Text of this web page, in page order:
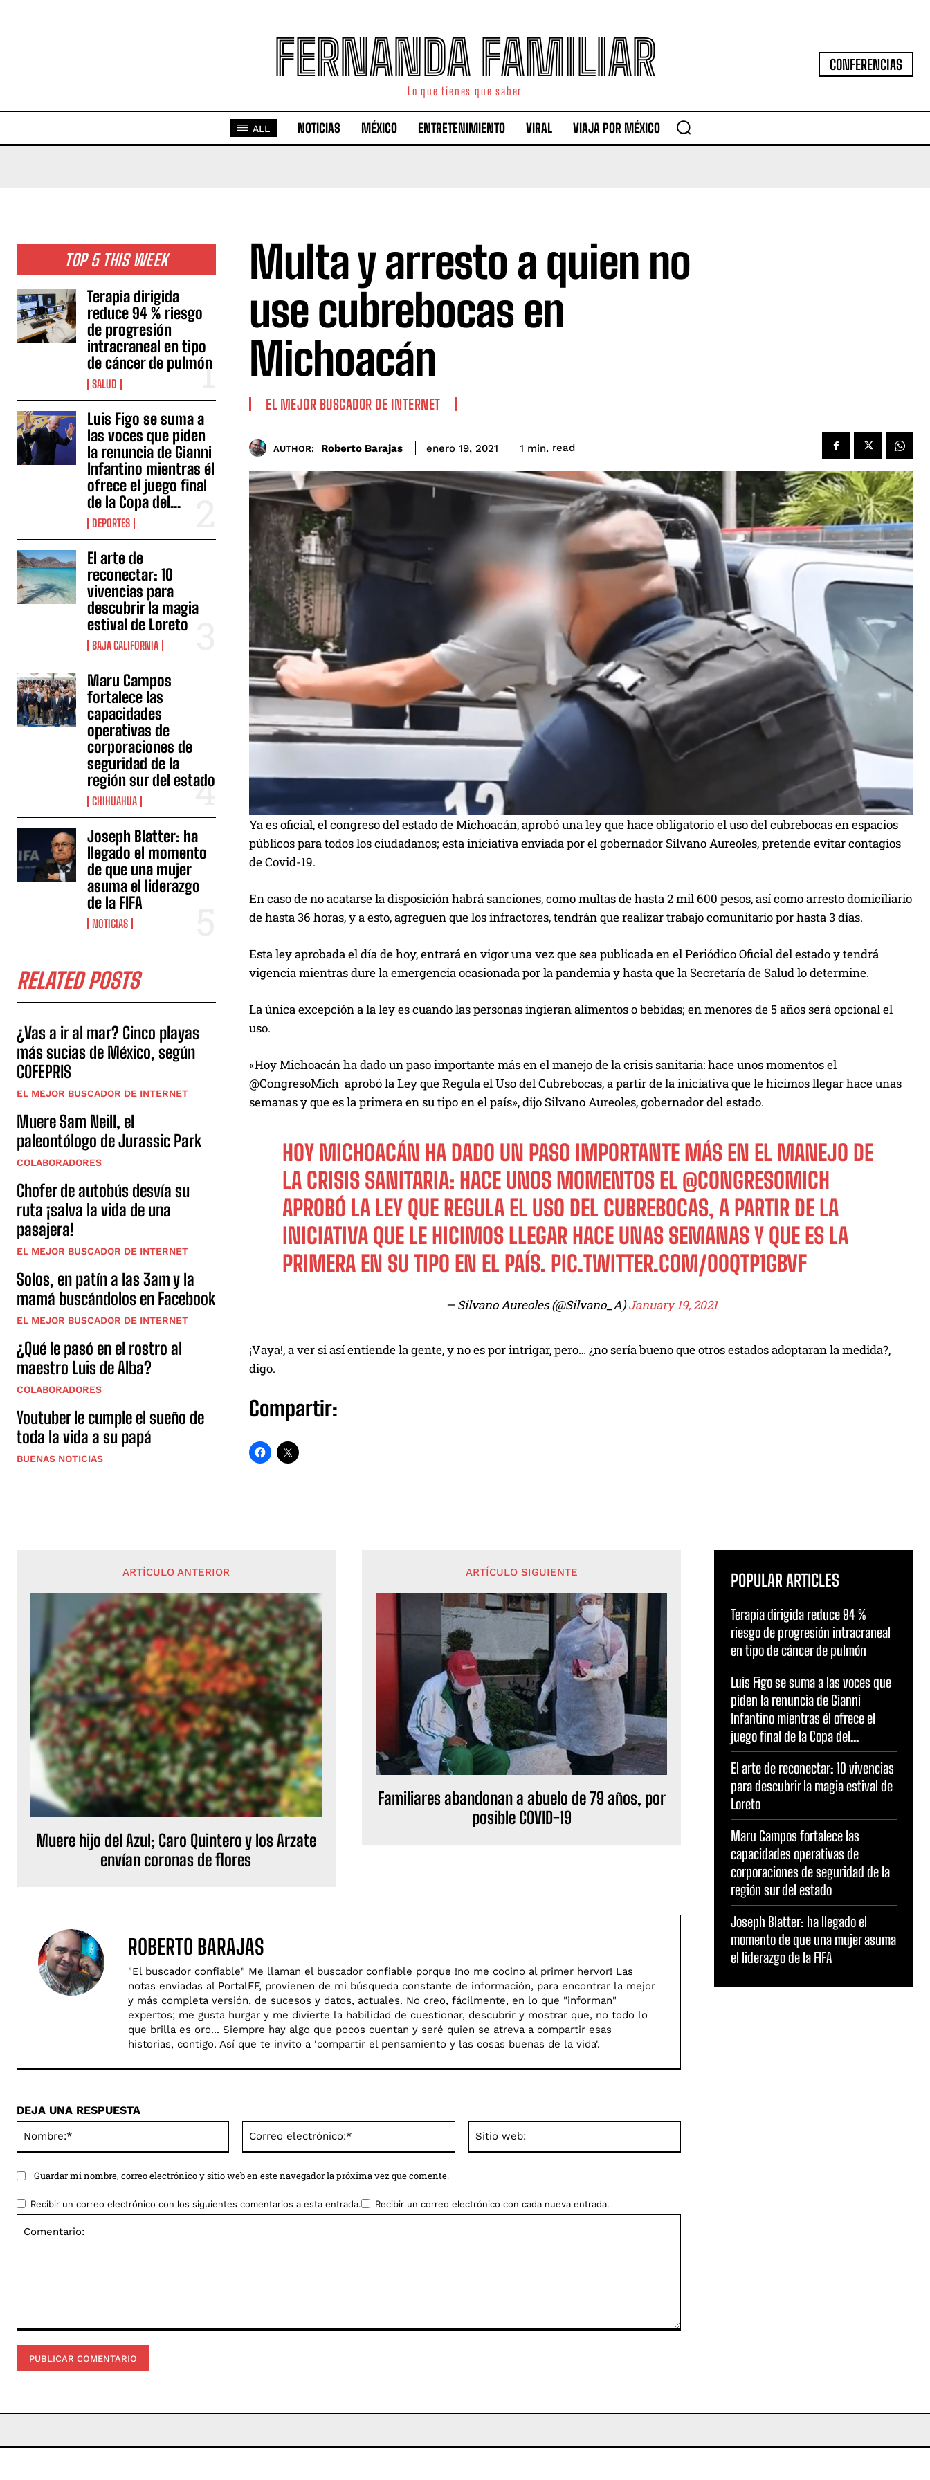
FERNANDA FAMILIAR
Lo que tienes que saber
CONFERENCIAS
ALL NOTICIAS MÉXICO ENTRETENIMIENTO VIRAL VIAJA POR MÉXICO
TOP 5 THIS WEEK
Terapia dirigida
reduce 94 % riesgo
de progresión
intracraneal en tipo
de cáncer de pulmón
SALUD
Luis Figo se suma a
las voces que piden
la renuncia de Gianni
Infantino mientras él
ofrece el juego final
de la Copa del...
DEPORTES
El arte de
reconectar: 10
vivencias para
descubrir la magia
estival de Loreto
BAJA CALIFORNIA
Maru Campos
fortalece las
capacidades
operativas de
corporaciones de
seguridad de la
región sur del estado
CHIHUAHUA
Joseph Blatter: ha
llegado el momento
de que una mujer
asuma el liderazgo
de la FIFA
NOTICIAS
RELATED POSTS
¿Vas a ir al mar? Cinco playas
más sucias de México, según
COFEPRIS
EL MEJOR BUSCADOR DE INTERNET
Muere Sam Neill, el
paleontólogo de Jurassic Park
COLABORADORES
Chofer de autobús desvía su
ruta ¡salva la vida de una
pasajera!
EL MEJOR BUSCADOR DE INTERNET
Solos, en patín a las 3am y la
mamá buscándolos en Facebook
EL MEJOR BUSCADOR DE INTERNET
¿Qué le pasó en el rostro al
maestro Luis de Alba?
COLABORADORES
Youtuber le cumple el sueño de
toda la vida a su papá
BUENAS NOTICIAS
Multa y arresto a quien no
use cubrebocas en
Michoacán
EL MEJOR BUSCADOR DE INTERNET
AUTHOR: Roberto Barajas enero 19, 2021 1 min. read
Ya es oficial, el congreso del estado de Michoacán, aprobó una ley que hace obligatorio el uso del cubrebocas en espacios
públicos para todos los ciudadanos; esta iniciativa enviada por el gobernador Silvano Aureoles, pretende evitar contagios
de Covid-19.
En caso de no acatarse la disposición habrá sanciones, como multas de hasta 2 mil 600 pesos, así como arresto domiciliario
de hasta 36 horas, y a esto, agreguen que los infractores, tendrán que realizar trabajo comunitario por hasta 3 días.
Esta ley aprobada el día de hoy, entrará en vigor una vez que sea publicada en el Periódico Oficial del estado y tendrá
vigencia mientras dure la emergencia ocasionada por la pandemia y hasta que la Secretaría de Salud lo determine.
La única excepción a la ley es cuando las personas ingieran alimentos o bebidas; en menores de 5 años será opcional el
uso.
«Hoy Michoacán ha dado un paso importante más en el manejo de la crisis sanitaria: hace unos momentos el
@CongresoMich aprobó la Ley que Regula el Uso del Cubrebocas, a partir de la iniciativa que le hicimos llegar hace unas
semanas y que es la primera en su tipo en el país», dijo Silvano Aureoles, gobernador del estado.
HOY MICHOACÁN HA DADO UN PASO IMPORTANTE MÁS EN EL MANEJO DE
LA CRISIS SANITARIA: HACE UNOS MOMENTOS EL @CONGRESOMICH
APROBÓ LA LEY QUE REGULA EL USO DEL CUBREBOCAS, A PARTIR DE LA
INICIATIVA QUE LE HICIMOS LLEGAR HACE UNAS SEMANAS Y QUE ES LA
PRIMERA EN SU TIPO EN EL PAÍS. PIC.TWITTER.COM/O0QTP1GBVF
— Silvano Aureoles (@Silvano_A)January 19, 2021
¡Vaya!, a ver si así entiende la gente, y no es por intrigar, pero… ¿no sería bueno que otros estados adoptaran la medida?,
digo.
Compartir:
ARTÍCULO ANTERIOR
Muere hijo del Azul; Caro Quintero y los Arzate
envían coronas de flores
ARTÍCULO SIGUIENTE
Familiares abandonan a abuelo de 79 años, por
posible COVID-19
ROBERTO BARAJAS
"El buscador confiable" Me llaman el buscador confiable porque !no me cocino al primer hervor! Las
notas enviadas al PortalFF, provienen de mi búsqueda constante de información, para encontrar la mejor
y más completa versión, de sucesos y datos, actuales. No creo, fácilmente, en lo que "informan"
expertos; me gusta hurgar y me divierte la habilidad de cuestionar, descubrir y mostrar que, no todo lo
que brilla es oro... Siempre hay algo que pocos cuentan y seré quien se atreva a compartir esas
historias, contigo. Así­ que te invito a 'compartir el pensamiento y las cosas buenas de la vida'.
DEJA UNA RESPUESTA
electrónico:*
Guardar mi nombre, correo electrónico y sitio web en este navegador la próxima vez que comente.
Recibir un correo electrónico con los siguientes comentarios a esta entrada. Recibir un correo electrónico con cada nueva entrada.
POPULAR ARTICLES
Terapia dirigida reduce 94 %
riesgo de progresión intracraneal
en tipo de cáncer de pulmón
Luis Figo se suma a las voces que
piden la renuncia de Gianni
Infantino mientras él ofrece el
juego final de la Copa del...
El arte de reconectar: 10 vivencias
para descubrir la magia estival de
Loreto
Maru Campos fortalece las
capacidades operativas de
corporaciones de seguridad de la
región sur del estado
Joseph Blatter: ha llegado el
momento de que una mujer asuma
el liderazgo de la FIFA